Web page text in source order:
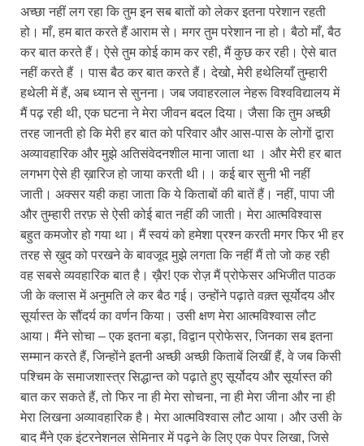
अच्छा नहीं लग रहा कि तुम इन सब बातों को लेकर इतना परेशान रहती
हो। माँ, हम बात करते हैं आराम से। मगर तुम परेशान ना हो। बैठो माँ, बैठ
कर बात करते हैं। ऐसे तुम कोई काम कर रही, मैं कुछ कर रही। ऐसे बात
नहीं करते हैं । पास बैठ कर बात करते हैं। देखो, मेरी हथेलियाँ तुम्हारी
हथेली में हैं, अब ध्यान से सुनना। जब जवाहरलाल नेहरू विश्वविद्यालय में
मैं पढ़ रही थी, एक घटना ने मेरा जीवन बदल दिया। जैसा कि तुम अच्छी
तरह जानती हो कि मेरी हर बात को परिवार और आस-पास के लोगों द्वारा
अव्यावहारिक और मुझे अतिसंवेदनशील माना जाता था । और मेरी हर बात
लगभग ऐसे ही ख़ारिज हो जाया करती थी।। कई बार सुनी भी नहीं
जाती। अक्सर यही कहा जाता कि ये किताबों की बातें हैं। नहीं, पापा जी
और तुम्हारी तरफ़ से ऐसी कोई बात नहीं की जाती। मेरा आत्मविश्वास
बहुत कमजोर हो गया था। मैं स्वयं को हमेशा प्रश्न करती मगर फिर भी हर
तरह से ख़ुद को परखने के बावजूद मुझे लगता कि नहीं मैं तो जो कह रही
वह सबसे व्यवहारिक बात है। ख़ैर! एक रोज़ मैं प्रोफेसर अभिजीत पाठक
जी के क्लास में अनुमति ले कर बैठ गई। उन्होंने पढ़ाते वक़्त सूर्योदय और
सूर्यास्त के सौंदर्य का वर्णन किया। उसी क्षण मेरा आत्मविश्वास लौट
आया। मैंने सोचा – एक इतना बड़ा, विद्वान प्रोफेसर, जिनका सब इतना
सम्मान करते हैं, जिन्होंने इतनी अच्छी अच्छी किताबें लिखीं हैं, वे जब किसी
पश्चिम के समाजशास्त्र सिद्धान्त को पढ़ाते हुए सूर्योदय और सूर्यास्त की
बात कर सकते हैं, तो फिर ना ही मेरा सोचना, ना ही मेरा जीना और ना ही
मेरा लिखना अव्यावहारिक है। मेरा आत्मविश्वास लौट आया। और उसी के
बाद मैंने एक इंटरनेशनल सेमिनार में पढ़ने के लिए एक पेपर लिखा, जिसे